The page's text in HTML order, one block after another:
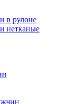
в рулоне
нетканые